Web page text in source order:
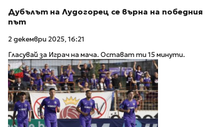
Дубълът на Лудогорец се върна на победния
път
2 декември 2025, 16:21
Гласувай за Играч на мача. Остават ти 15 минути.